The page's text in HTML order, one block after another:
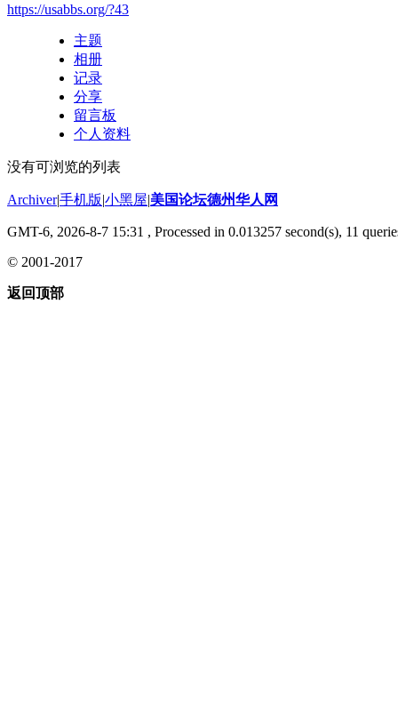
https://usabbs.org/?43
主题
相册
记录
分享
留言板
个人资料
没有可浏览的列表
Archiver|手机版|小黑屋|美国论坛德州华人网
GMT-6, 2026-8-7 15:31 , Processed in 0.013257 second(s), 11
© 2001-2017
返回顶部